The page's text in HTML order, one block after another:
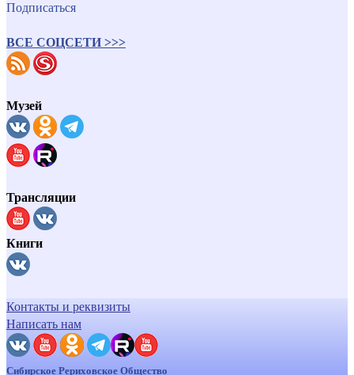
Подписаться
ВСЕ СОЦСЕТИ >>>
Музей
Трансляции
Книги
Контакты и реквизиты
Написать нам
Сибирское Рериховское Общество